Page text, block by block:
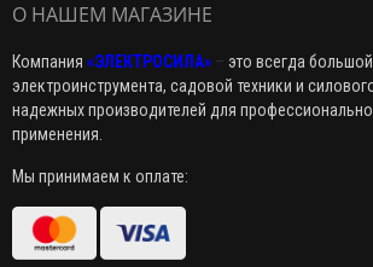
О НАШЕМ МАГАЗИНЕ
Компания «ЭЛЕКТРОСИЛА» – это всегда
электроинструмента, садовой техники и
надежных производителей для
применения.
Мы принимаем к оплате: